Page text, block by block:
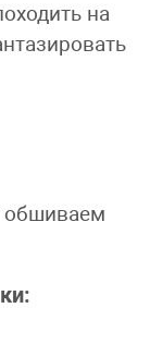
на
обшиваем